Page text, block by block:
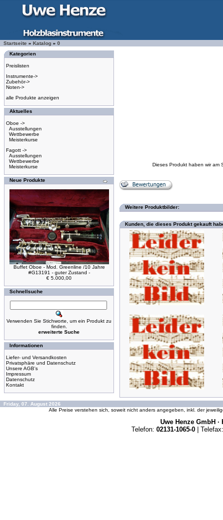
Startseite » Katalog » 0
Kategorien
Preislisten
Instrumente->
Zubehör->
Noten->
alle Produkte anzeigen
Aktuelles
Oboe ->
Ausstellungen
Wettbewerbe
Meisterkurse
Fagott ->
Ausstellungen
Wettbewerbe
Meisterkurse
Neue Produkte
Buffet Oboe - Mod. Greenline /10 Jahre
#G13191 - guter Zustand -
€ 5.000,00
Schnellsuche
Verwenden Sie Stichworte, um ein Produkt zu
finden.
erweiterte Suche
Informationen
Liefer- und Versandkosten
Privatsphäre und Datenschutz
Unsere AGB's
Impressum
Datenschutz
Kontakt
Dieses Produkt haben wir am
Weitere Produktbilder:
Kunden, die dieses Produkt gekauft
Friday, 07. August 2026
Alle Preise verstehen sich, soweit nicht anders angegeben, inkl. der
Uwe Henze GmbH ·
Telefon: 02131-1065-0 | Telefax: